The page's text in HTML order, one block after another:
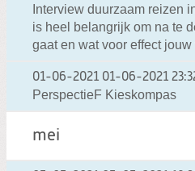
Interview duurzaam reizen
is heel belangrijk om na te
gaat en wat voor effect jouw
01-06-2021 01-06-2021
PerspectieF Kieskompas
mei